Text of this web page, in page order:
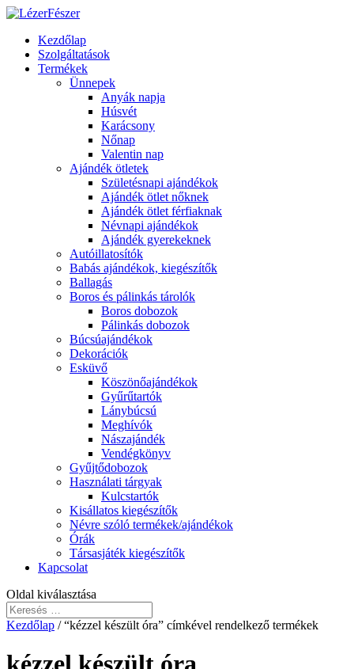
Kezdőlap
Szolgáltatások
Termékek
Ünnepek
Anyák napja
Húsvét
Karácsony
Nőnap
Valentin nap
Ajándék ötletek
Születésnapi ajándékok
Ajándék ötlet nőknek
Ajándék ötlet férfiaknak
Névnapi ajándékok
Ajándék gyerekeknek
Autóillatosítók
Babás ajándékok, kiegészítők
Ballagás
Boros és pálinkás tárolók
Boros dobozok
Pálinkás dobozok
Búcsúajándékok
Dekorációk
Esküvő
Köszönőajándékok
Gyűrűtartók
Lánybúcsú
Meghívók
Nászajándék
Vendégkönyv
Gyűjtődobozok
Használati tárgyak
Kulcstartók
Kisállatos kiegészítők
Névre szóló termékek/ajándékok
Órák
Társasjáték kiegészítők
Kapcsolat
Oldal kiválasztása
Kezdőlap / “kézzel készült óra” címkével rendelkező termékek